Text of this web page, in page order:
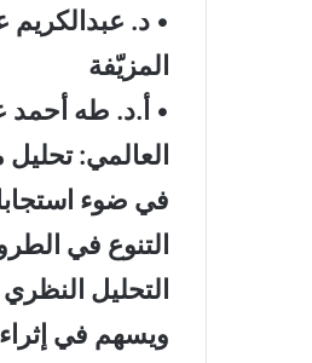
• د. عبدالكريم
المزيّفة
• أ.د. طه أحمد
العالمي:
في ضوء
التنوع في
التحليل
ويسهم في